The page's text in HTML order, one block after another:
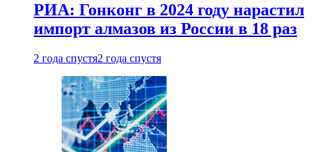
РИА: Гонконг в 2024 году нарастил
импорт алмазов из России в 18 раз
2 года спустя2 года спустя